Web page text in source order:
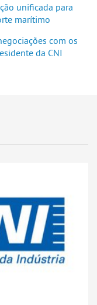
unificada para
marítimo
com os
da CNI